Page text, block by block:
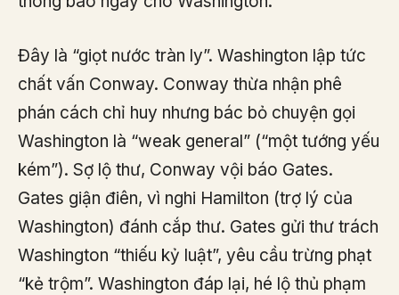
Đây là “giọt nước tràn ly”. Washington lập tức
chất vấn Conway. Conway thừa nhận phê
phán cách chỉ huy nhưng bác bỏ chuyện gọi
Washington là “weak general” (“một tướng yếu
kém”). Sợ lộ thư, Conway vội báo Gates.
Gates giận điên, vì nghi Hamilton (trợ lý của
Washington) đánh cắp thư. Gates gửi thư trách
Washington “thiếu kỷ luật”, yêu cầu trừng phạt
“kẻ trộm”. Washington đáp lại, hé lộ thủ phạm